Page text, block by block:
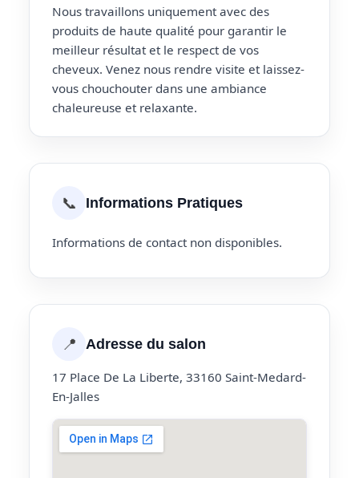
Nous travaillons uniquement avec des
produits de haute qualité pour garantir le
meilleur résultat et le respect de vos
cheveux. Venez nous rendre visite et laissez-
vous chouchouter dans une ambiance
chaleureuse et relaxante.
📞 Informations Pratiques
Informations de contact non disponibles.
📍 Adresse du salon
17 Place De La Liberte, 33160 Saint-Medard-
En-Jalles